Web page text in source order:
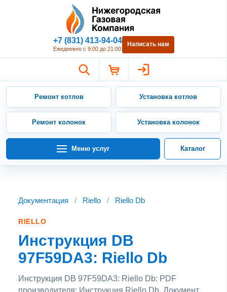
Нижегородская Газовая
+7 (831) 413-94-04
Ежедневно с 9:00 до 21:00
Написать нам
Ремонт котлов Установка котлов
Ремонт колонок Установка колонок
Меню услуг Каталог
Документация / Riello / Riello Db
RIELLO
Инструкция DB
97F59DA3: Riello Db
Инструкция DB 97F59DA3: Riello Db: PDF
производителя: Инструкция Riello Db. Документ